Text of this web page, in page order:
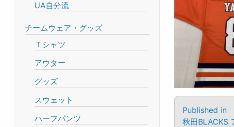
Published in
秋田BLACKS
UA自分流
チームウェア・グッズ
Ｔシャツ
アウター
グッズ
スウェット
ハーフパンツ